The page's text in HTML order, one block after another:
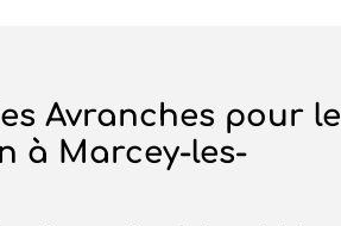
Avranches pour le
à Marcey-les-